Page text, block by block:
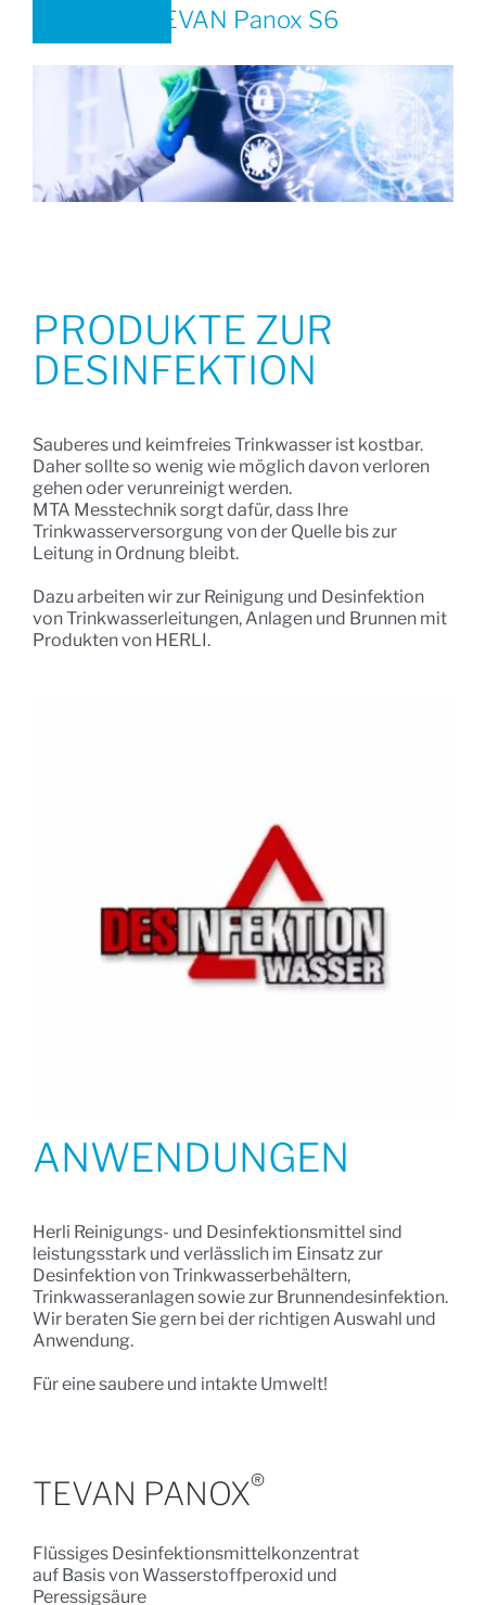
TEVAN Panox S6
PRODUKTE ZUR
DESINFEKTION
Sauberes und keimfreies Trinkwasser ist kostbar.
Daher sollte so wenig wie möglich davon verloren
gehen oder verunreinigt werden.
MTA Messtechnik sorgt dafür, dass Ihre
Trinkwasserversorgung von der Quelle bis zur
Leitung in Ordnung bleibt.
Dazu arbeiten wir zur Reinigung und Desinfektion
von Trinkwasserleitungen, Anlagen und Brunnen mit
Produkten von HERLI.
ANWENDUNGEN
Herli Reinigungs- und Desinfektionsmittel sind
leistungsstark und verlässlich im Einsatz zur
Desinfektion von Trinkwasserbehältern,
Trinkwasseranlagen sowie zur Brunnendesinfektion.
Wir beraten Sie gern bei der richtigen Auswahl und
Anwendung.
Für eine saubere und intakte Umwelt!
TEVAN PANOX®
Flüssiges Desinfektionsmittelkonzentrat
auf Basis von Wasserstoffperoxid und
Peressigsäure